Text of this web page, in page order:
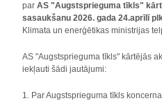
parAS "Augstsprieguma tīkls"
sasaukšanu 2026. gada 24.aprīlī
Klimata un enerģētikas ministrijas
AS "Augstsprieguma tīkls" kārtējās
iekļauti šādi jautājumi:
1. Par Augstsprieguma tīkls